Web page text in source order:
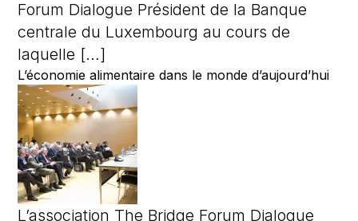
Forum Dialogue Président de la Banque
centrale du Luxembourg au cours de
laquelle […]
L’économie alimentaire dans le monde d’aujourd’hui
L’association The Bridge Forum Dialogue